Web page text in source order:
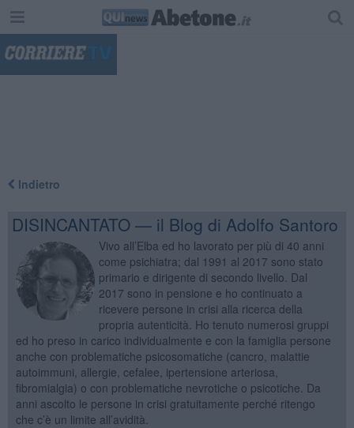
Indietro
DISINCANTATO — il Blog di Adolfo Santoro
Vivo all’Elba ed ho lavorato per più di 40 anni
come psichiatra; dal 1991 al 2017 sono stato
primario e dirigente di secondo livello. Dal
2017 sono in pensione e ho continuato a
ricevere persone in crisi alla ricerca della
propria autenticità. Ho tenuto numerosi gruppi
ed ho preso in carico individualmente e con la famiglia persone
anche con problematiche psicosomatiche (cancro, malattie
autoimmuni, allergie, cefalee, ipertensione arteriosa,
fibromialgia) o con problematiche nevrotiche o psicotiche. Da
anni ascolto le persone in crisi gratuitamente perché ritengo
che c’è un limite all’avidità.